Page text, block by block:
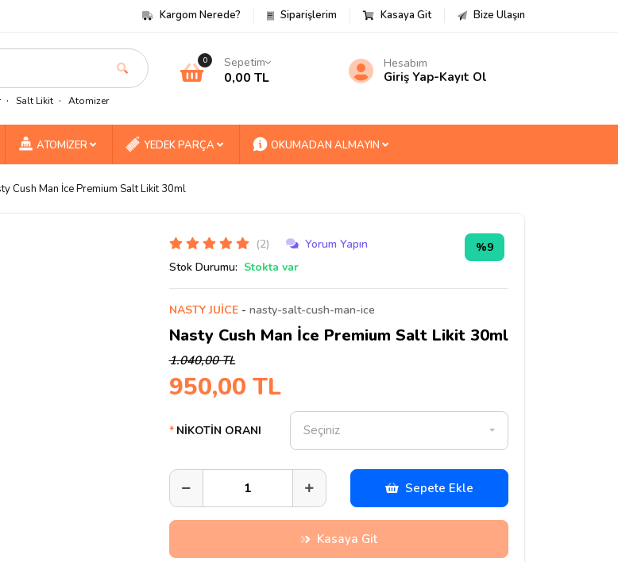
Kargom Nerede? Siparişlerim Kasaya Git Bize Ulaşın
Salt Likit Atomizer
0 Sepetim
0,00 TL
Hesabım
Giriş Yap-Kayıt Ol
ATOMİZER YEDEK PARÇA OKUMADAN ALMAYIN
Cush Man İce Premium Salt Likit 30ml
(2)
Yorum Yapın
Stok Durumu: Stokta var
%9
NASTY JUİCE- nasty-salt-cush-man-ice
Nasty Cush Man İce Premium Salt Likit 30ml
1.040,00 TL
950,00 TL
NİKOTİN ORANI Seçiniz
Sepete Ekle
Kasaya Git